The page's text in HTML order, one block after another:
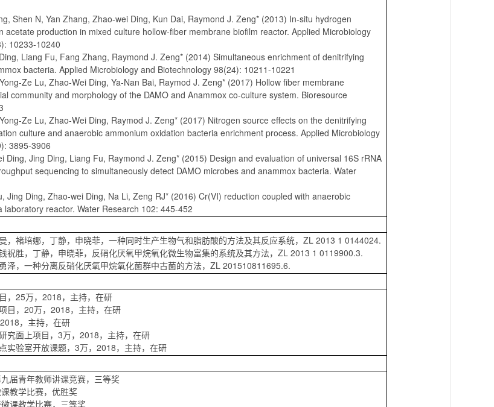
Shen N, Yan Zhang, Zhao-wei Ding, Kun Dai, Raymond J. Zeng* (2013) In-situ hydrogen
acetate production in mixed culture hollow-fiber membrane biofilm reactor. Applied Microbiology
10233-10240
Liang Fu, Fang Zhang, Raymond J. Zeng* (2014) Simultaneous enrichment of denitrifying
bacteria. Applied Microbiology and Biotechnology 98(24): 10211-10221
Ze Lu, Zhao-Wei Ding, Ya-Nan Bai, Raymod J. Zeng* (2017) Hollow fiber membrane
community and morphology of the DAMO and Anammox co-culture system. Bioresource
Ze Lu, Zhao-Wei Ding, Raymod J. Zeng* (2017) Nitrogen source effects on the denitrifying
culture and anaerobic ammonium oxidation bacteria enrichment process. Applied Microbiology
3895-3906
Ding, Jing Ding, Liang Fu, Raymond J. Zeng* (2015) Design and evaluation of universal 16S rRNA
sequencing to simultaneously detect DAMO microbes and anammox bacteria. Water
Jing Ding, Zhao-wei Ding, Na Li, Zeng RJ* (2016) Cr(VI) reduction coupled with anaerobic
laboratory reactor. Water Research 102: 445-452
，褚培娜，丁静，申晓菲，一种同时生产生物气和脂肪酸的方法及其反应系统，ZL 2013 1 0144024.
祝胜，丁静，申晓菲，反硝化厌氧甲烷氧化微生物富集的系统及其方法，ZL 2013 1 0119900.3.
泽，一种分离反硝化厌氧甲烷氧化菌群中古菌的方法，ZL 201510811695.6.
，25万，2018，主持，在研
目，20万，2018，主持，在研
，主持，在研
究面上项目，3万，2018，主持，在研
实验室开放课题，3万，2018，主持，在研
届青年教师讲课竞赛，三等奖
教学比赛，优胜奖
课教学比赛，三等奖